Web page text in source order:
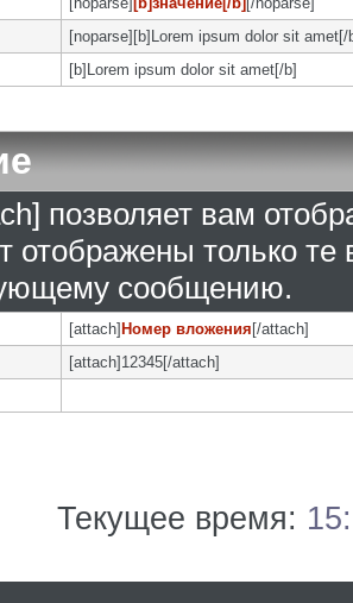
[noparse][b]Lorem ipsum dolor sit amet[/
[b]Lorem ipsum dolor sit amet[/b]
позволяет вам
отображены только
сообщению.
[attach] Номер вложения [/attach]
[attach]12345[/attach]
Текущее время: